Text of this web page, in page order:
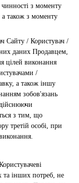
чинності з моменту
також з моменту
Сайту / Користувач /
даних Продавцем,
цілей виконання
/
а також іншу
зобов'язань
з тим, що
третій особі, при
та інших потреб, не